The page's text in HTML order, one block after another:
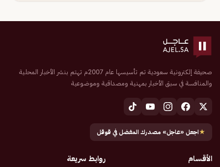
صحيفة إلكترونية سعودية تم تأسيسها عام 2007م تهتم بنشر الأخبار المحلية
والمنافسة في سبق الأخبار بمهنية ومصداقية وموضوعية
★اجعل «عاجل» مصدرك المفضل في قوقل
الأقسام روابط سريعة